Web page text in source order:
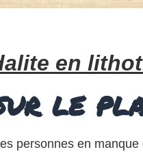
en
le
personnes en